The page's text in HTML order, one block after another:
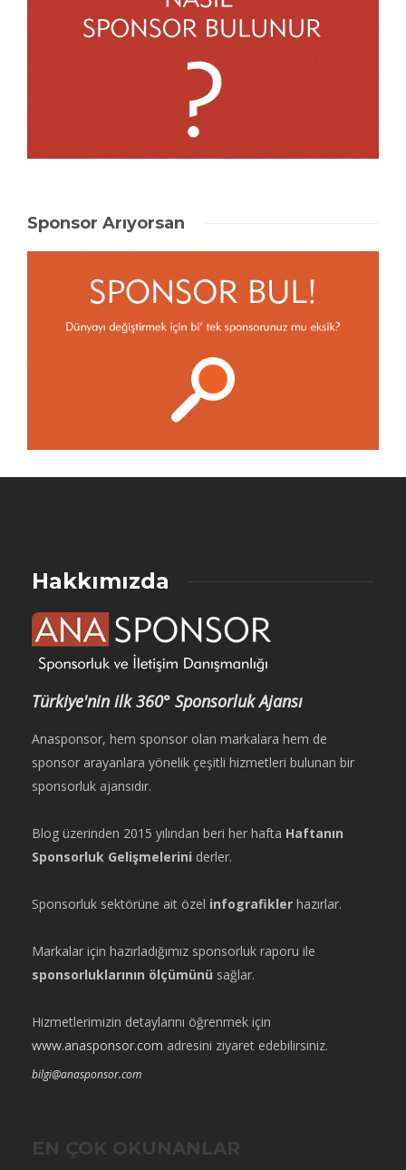
Sponsor Arıyorsan
Hakkımızda
Türkiye'nin ilk 360° Sponsorluk Ajansı
Anasponsor, hem sponsor olan markalara hem de
sponsor arayanlara yönelik çeşitli hizmetleri bulunan bir
sponsorluk ajansıdır.
Blog üzerinden 2015 yılından beri her hafta Haftanın
Sponsorluk Gelişmelerini derler.
Sponsorluk sektörüne ait özel infografikler hazırlar.
Markalar için hazırladığımız sponsorluk raporu ile
sponsorluklarının ölçümünü sağlar.
Hizmetlerimizin detaylarını öğrenmek için
www.anasponsor.com adresini ziyaret edebilirsiniz.
bilgi@anasponsor.com
EN ÇOK OKUNANLAR